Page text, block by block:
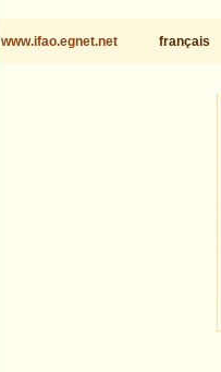
www.ifao.egnet.net français